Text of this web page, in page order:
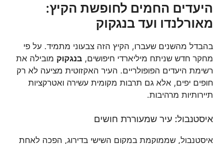
היעדים החמים לחופשת הקיץ:
מאורלנדו ועד בנגקוק
בהבדל מהשנים שעברו, הקיץ הזה צבעוני מתמיד. על פי
מחקר חדש שניתח מיליארדי חיפושים, בנגקוק מובילה את
רשימת היעדים הפופולריים. העיר האקזוטית מציעה לא רק
חופים יפים, אלא גם תרבות מקומית עשירה ואטרקציות
תיירותיות מרהיבות.
איסטנבול: עיר שמעוררת חושים
איסטנבול, שממוקמת במקום השישי בדירוג, הפכה לאחת